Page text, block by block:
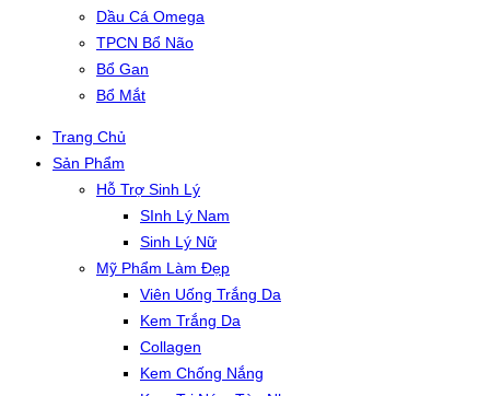
Dầu Cá Omega
TPCN Bổ Não
Bổ Gan
Bổ Mắt
Trang Chủ
Sản Phẩm
Hỗ Trợ Sinh Lý
SInh Lý Nam
Sinh Lý Nữ
Mỹ Phẩm Làm Đẹp
Viên Uống Trắng Da
Kem Trắng Da
Collagen
Kem Chống Nắng